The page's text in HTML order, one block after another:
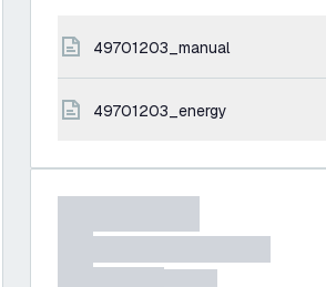
49701203_manual
49701203_energy